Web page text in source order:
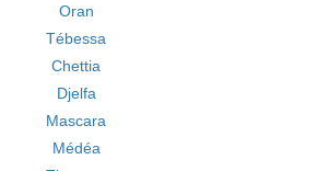
Oran
Tébessa
Chettia
Djelfa
Mascara
Médéa